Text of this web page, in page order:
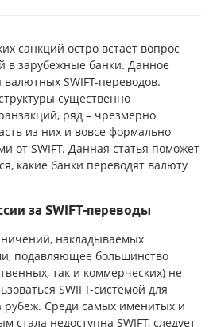
санкций остро встает вопрос
в зарубежные банки. Данное
валютных SWIFT-переводов.
существенно
ряд – чрезмерно
из них и вовсе формально
от SWIFT. Данная статья поможет
какие банки переводят валюту
за SWIFT-переводы
накладываемых
подавляющее большинство
так и коммерческих) не
SWIFT-системой для
рубеж. Среди самых именитых и
стала недоступна SWIFT, следует